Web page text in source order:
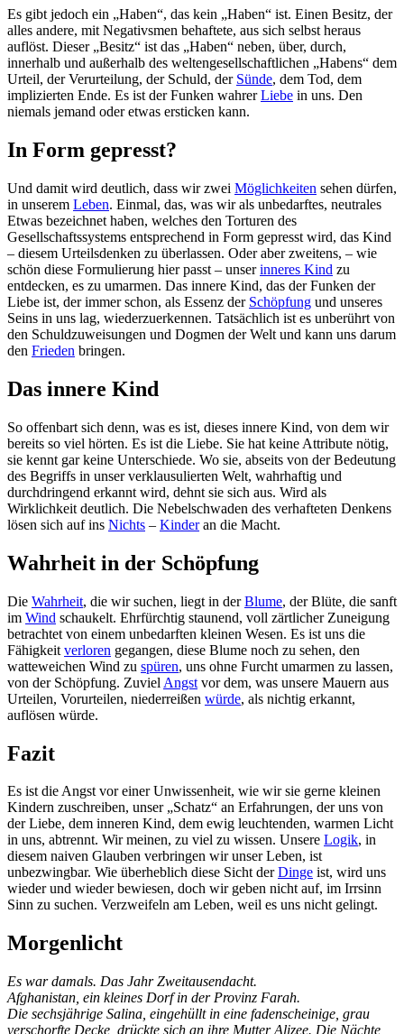
Es gibt jedoch ein „Haben“, das kein „Haben“ ist. Einen Besitz, der
alles andere, mit Negativsmen behaftete, aus sich selbst heraus
auflöst. Dieser „Besitz“ ist das „Haben“ neben, über, durch,
innerhalb und außerhalb des weltengesellschaftlichen „Habens“ dem
Urteil, der Verurteilung, der Schuld, der Sünde, dem Tod, dem
implizierten Ende. Es ist der Funken wahrerLiebe in uns. Den
niemals jemand oder etwas ersticken kann.
In Form gepresst?
Und damit wird deutlich, dass wir zwei Möglichkeiten sehen dürfen,
in unserem Leben. Einmal, das, was wir als unbedarftes, neutrales
Etwas bezeichnet haben, welches den Torturen des
Gesellschaftssystems entsprechend in Form gepresst wird, das Kind
– diesem Urteilsdenken zu überlassen. Oder aber zweitens, – wie
schön diese Formulierung hier passt – unserinneres Kind zu
entdecken, es zu umarmen. Das innere Kind, das der Funken der
Liebe ist, der immer schon, als Essenz der Schöpfung und unseres
Seins in uns lag, wiederzuerkennen. Tatsächlich ist es unberührt von
den Schuldzuweisungen und Dogmen der Welt und kann uns darum
den Frieden bringen.
Das innere Kind
So offenbart sich denn, was es ist, dieses innere Kind, von dem wir
bereits so viel hörten. Es ist die Liebe. Sie hat keine Attribute nötig,
sie kennt gar keine Unterschiede. Wo sie, abseits von der Bedeutung
des Begriffs in unser verklausulierten Welt, wahrhaftig und
durchdringend erkannt wird, dehnt sie sich aus. Wird als
Wirklichkeit deutlich. Die Nebelschwaden des verhafteten Denkens
lösen sich auf ins Nichts – Kinderan die Macht.
Wahrheit in der Schöpfung
Die Wahrheit, die wir suchen, liegt in derBlume, der Blüte, die sanft
im Wind schaukelt. Ehrfürchtig staunend, voll zärtlicher Zuneigung
betrachtet von einem unbedarften kleinen Wesen. Es ist uns die
Fähigkeit verloren gegangen, diese Blume noch zu sehen, den
watteweichen Wind zu spüren, uns ohne Furcht umarmen zu lassen,
von der Schöpfung. Zuviel Angst vor dem, was unsere Mauern aus
Urteilen, Vorurteilen, niederreißen würde, als nichtig erkannt,
auflösen würde.
Fazit
Es ist die Angst vor einer Unwissenheit, wie wir sie gerne kleinen
Kindern zuschreiben, unser „Schatz“ an Erfahrungen, der uns von
der Liebe, dem inneren Kind, dem ewig leuchtenden, warmen Licht
in uns, abtrennt. Wir meinen, zu viel zu wissen. Unsere Logik, in
diesem naiven Glauben verbringen wir unser Leben, ist
unbezwingbar. Wie überheblich diese Sicht derDinge ist, wird uns
wieder und wieder bewiesen, doch wir geben nicht auf, im Irrsinn
Sinn zu suchen. Verzweifeln am Leben, weil es uns nicht gelingt.
Morgenlicht
Es war damals. Das Jahr Zweitausendacht.
Afghanistan, ein kleines Dorf in der Provinz Farah.
Die sechsjährige Salina, eingehüllt in eine fadenscheinige, grau
verschorfte Decke, drückte sich an ihre Mutter Alizee. Die Nächte